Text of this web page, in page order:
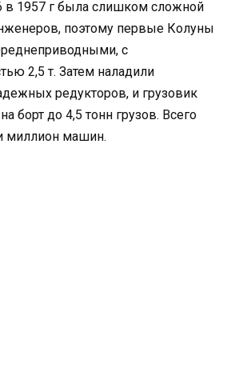
в 1957 г была слишком сложной
поэтому первые Колуны
с
2,5 т. Затем наладили
редукторов, и грузовик
борт до 4,5 тонн грузов. Всего
миллион машин.